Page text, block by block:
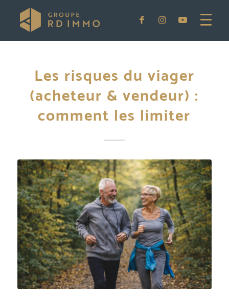
Les risques du viager
(acheteur & vendeur) :
comment les limiter